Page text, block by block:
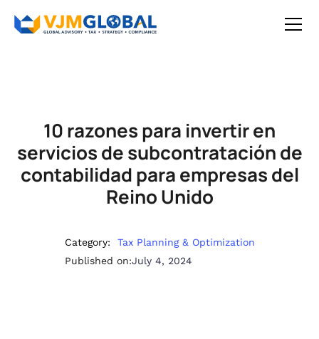
10 razones para invertir en
servicios de subcontratación de
contabilidad para empresas del
Reino Unido
Category:
Tax Planning & Optimization
Published on:July 4, 2024